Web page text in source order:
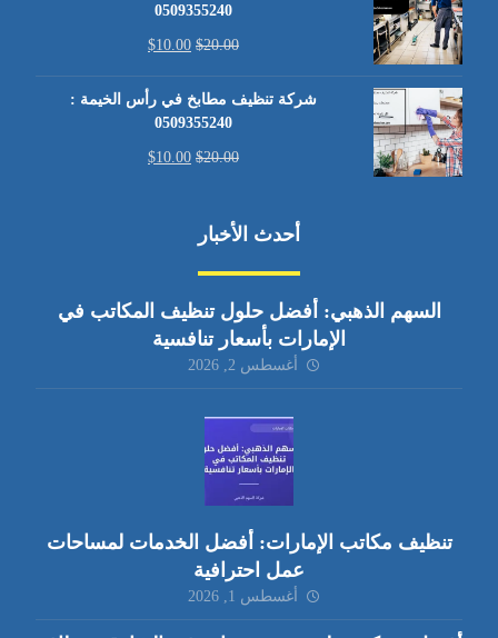
0509355240
$20.00
$10.00
شركة تنظيف مطابخ في رأس الخيمة :
0509355240
$20.00
$10.00
أحدث الأخبار
السهم الذهبي: أفضل حلول تنظيف المكاتب في
الإمارات بأسعار تنافسية
أغسطس 2, 2026
تنظيف مكاتب الإمارات: أفضل الخدمات لمساحات
عمل احترافية
أغسطس 1, 2026